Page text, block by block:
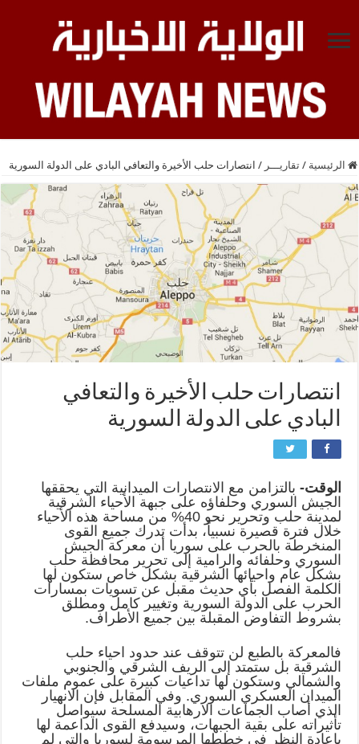
الرئيسية / تقاريـــر / انتصارات حلب الأخيرة والتعافي البادي على الدولة السورية
انتصارات حلب الأخيرة والتعافي
البادي على الدولة السورية
الوقت- بالتزامن مع الانتصارات الميدانية التي يحققها
الجيش السوري وحلفاؤه على جبهة الأحياء الشرقية
لمدينة حلب وتحرير نحو 40% من مساحة هذه الأحياء
خلال فترة قصيرة نسبياً، بدأت تدرك جميع القوى
المنخرطة بالحرب على سوريا أن معركة الجيش
السوري وحلفائه والرامية إلى تحرير محافظة حلب
بشكل عام واحيائها الشرقية بشكل خاص ستكون لها
الكلمة الفصل بأي حديث مقبل عن تسويات بمسارات
الحرب على الدولة السورية وتغيير كامل ومطلق
بشروط التفاوض المقبلة بين جميع الأطراف.
فالمعركة بالطبع لن تتوقف عند حدود احياء حلب
الشرقية بل ستمتد إلى الريف الشرقي والجنوبي
والشمالي وستكون لها تداعيات كبيرة على عموم ملفات
الميدان العسكري السوري. وفي المقابل فإن الانهيار
الذي أصاب الجماعات الارهابية المسلحة سيواصل
تأثيراته على بقية الجبهات، وسيدفع القوى الداعمة لها
بإعادة النظر في خططها المرسومة لسوريا والتي لم